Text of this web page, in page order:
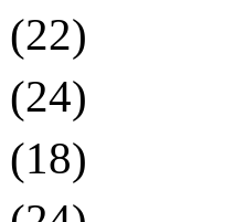
(22)
(24)
(18)